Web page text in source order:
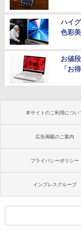
ハイ
色彩
お値
「お
本サイトのご利用につい
広告掲載のご案内
プライバシーポリシー
インプレスグループ